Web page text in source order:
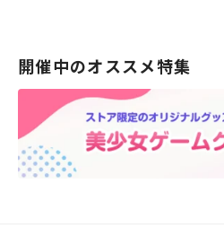
開催中のオススメ特集